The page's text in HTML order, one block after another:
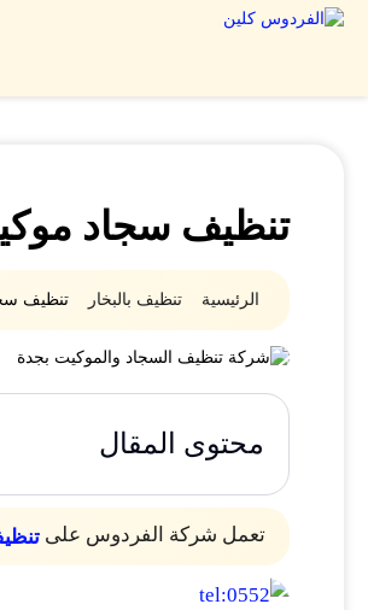
تنظيف سجاد
الرئيسية تنظيف بالبخار تنظيف
محتوى المقال
تعمل شركة الفردوس على